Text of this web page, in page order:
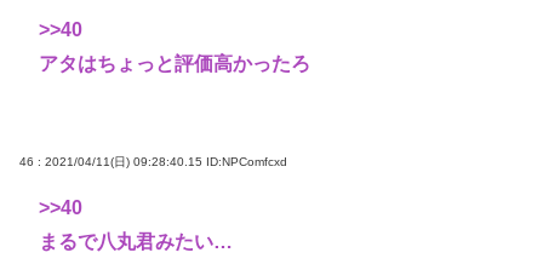
>>40
アタはちょっと評価高かったろ
46 : 2021/04/11(日) 09:28:40.15 ID:NPComfcxd
>>40
まるで八丸君みたい…